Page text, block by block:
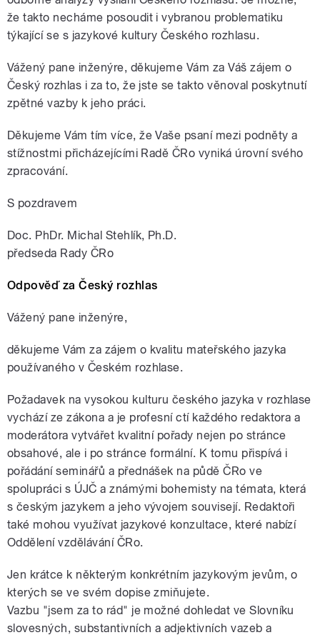
že takto necháme posoudit i vybranou problematiku
týkající se s jazykové kultury Českého rozhlasu.
Vážený pane inženýre, děkujeme Vám za Váš zájem o
Český rozhlas i za to, že jste se takto věnoval poskytnutí
zpětné vazby k jeho práci.
Děkujeme Vám tím více, že Vaše psaní mezi podněty a
stížnostmi přicházejícími Radě ČRo vyniká úrovní svého
zpracování.
S pozdravem
Doc. PhDr. Michal Stehlík, Ph.D.
předseda Rady ČRo
Odpověď za Český rozhlas
Vážený pane inženýre,
děkujeme Vám za zájem o kvalitu mateřského jazyka
používaného v Českém rozhlase.
Požadavek na vysokou kulturu českého jazyka v rozhlase
vychází ze zákona a je profesní ctí každého redaktora a
moderátora vytvářet kvalitní pořady nejen po stránce
obsahové, ale i po stránce formální. K tomu přispívá i
pořádání seminářů a přednášek na půdě ČRo ve
spolupráci s ÚJČ a známými bohemisty na témata, která
s českým jazykem a jeho vývojem souvisejí. Redaktoři
také mohou využívat jazykové konzultace, které nabízí
Oddělení vzdělávání ČRo.
Jen krátce k některým konkrétním jazykovým jevům, o
kterých se ve svém dopise zmiňujete.
Vazbu "jsem za to rád" je možné dohledat ve Slovníku
slovesných, substantivních a adjektivních vazeb a